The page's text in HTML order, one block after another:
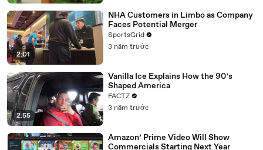
2:01
NHA Customers in Limbo as Company
Faces Potential Merger
SportsGrid
3 năm trước
2:55
Vanilla Ice Explains How the 90’s
Shaped America
FACTZ
3 năm trước
Amazon’ Prime Video Will Show
Commercials Starting Next Year